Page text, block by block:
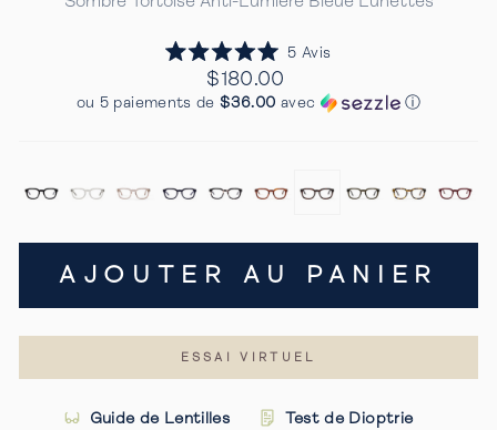
Noté
5.0
sur
5 Avis
faire
Prix
Regulier
$180.00
ou 5 paiements de$36.00 avec ⓘ
AJOUTER AU PANIER
ESSAI VIRTUEL
Guide de Lentilles Test de Dioptrie